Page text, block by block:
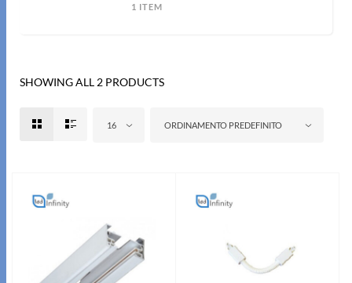
1 ITEM
SHOWING ALL 2 PRODUCTS
16 ORDINAMENTO PREDEFINITO